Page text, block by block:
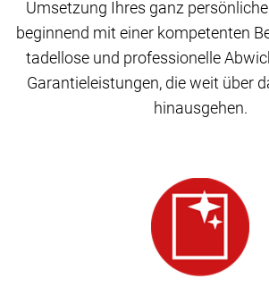
Umsetzung Ihres ganz
beginnend mit einer kompetenten
tadellose und professionelle
Garantieleistungen, die weit über
hinausgehen.